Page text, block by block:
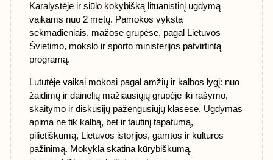
Karalystėje ir siūlo kokybišką lituanistinį ugdymą
vaikams nuo 2 metų. Pamokos vyksta
sekmadieniais, mažose grupėse, pagal Lietuvos
Švietimo, mokslo ir sporto ministerijos patvirtintą
programą.
Lututėje vaikai mokosi pagal amžių ir kalbos lygį: nuo
žaidimų ir dainelių mažiausiųjų grupėje iki rašymo,
skaitymo ir diskusijų pažengusiųjų klasėse. Ugdymas
apima ne tik kalbą, bet ir tautinį tapatumą,
pilietiškumą, Lietuvos istorijos, gamtos ir kultūros
pažinimą. Mokykla skatina kūrybiškumą,